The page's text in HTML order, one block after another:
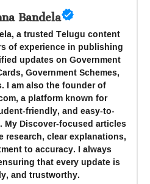
Bandela
a trusted Telugu content
of experience in publishing
updates on Government
Government Schemes,
I am also the founder of
a platform known for
friendly, and easy-to-
Discover-focused articles
research, clear explanations,
to accuracy. I always
that every update is
and trustworthy.